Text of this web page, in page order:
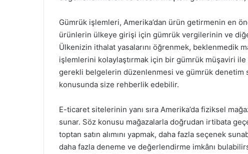
Gümrük işlemleri, Amerika’dan ürün getirmenin en
ürünlerin ülkeye girişi için gümrük vergilerinin ve
Ülkenizin ithalat yasalarını öğrenmek, beklenmedik
işlemlerini kolaylaştırmak için bir gümrük müşaviri
gerekli belgelerin düzenlenmesi ve gümrük
konusunda size rehberlik edebilir.
E-ticaret sitelerinin yanı sıra Amerika’da fiziksel
sunar. Söz konusu mağazalarla doğrudan irtibata
toptan satın alımını yapmak, daha fazla seçenek
daha fazla deneme ve değerlendirme imkânı